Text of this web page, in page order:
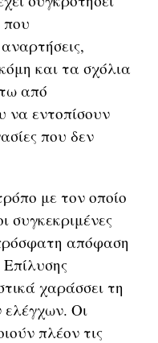
που
και τα σχόλια
από
να εντοπίσουν
που δεν
με τον οποίο
συγκεκριμένες
απόφαση
Επίλυσης
χαράσσει τη
Οι
πλέον τις